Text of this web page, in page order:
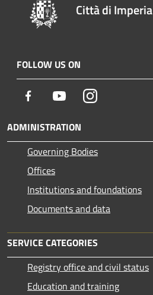
Città di Imperia
FOLLOW US ON
Facebook YoutubeInstagram
ADMINISTRATION
Governing Bodies
Offices
Institutions and foundations
Documents and data
SERVICE CATEGORIES
Registry office and civil status
Education and training